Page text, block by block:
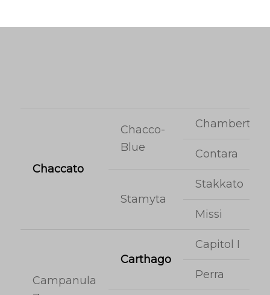
Chaccato
Chacco-
Blue
Chambertin
Contara
Stamyta
Stakkato
Missi
Campanula
Carthago
Capitol I
Perra